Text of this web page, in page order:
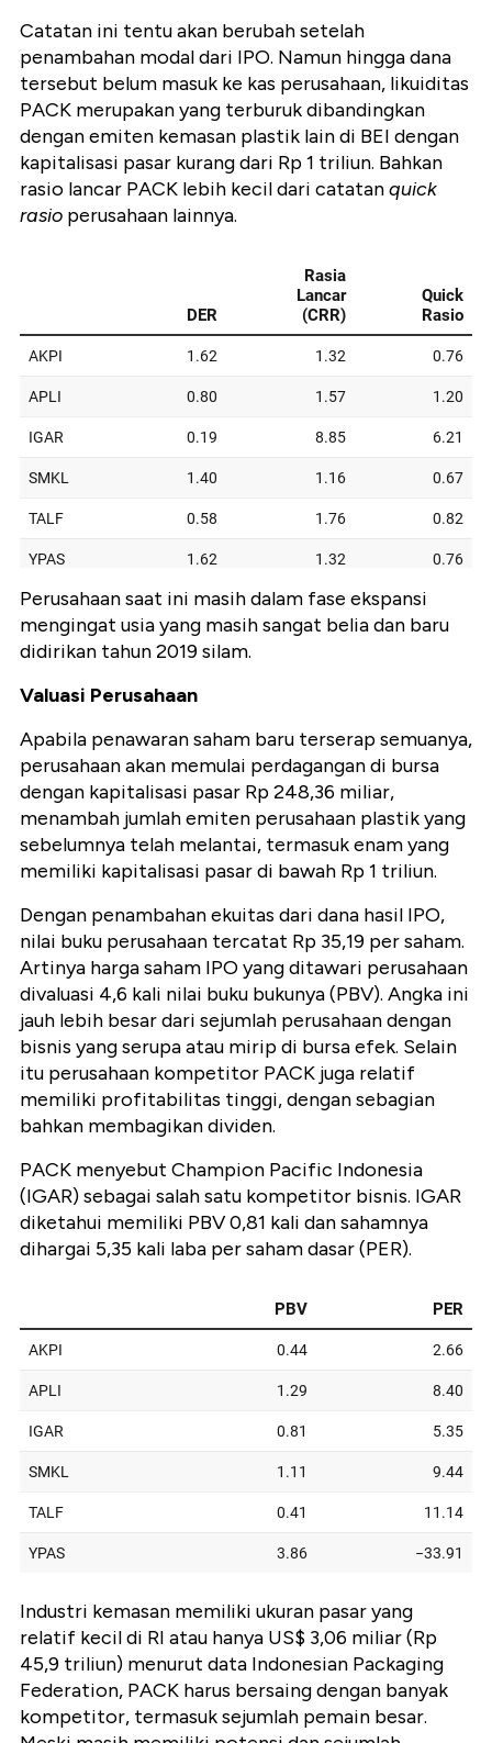
Catatan ini tentu akan berubah setelah
penambahan modal dari IPO. Namun hingga dana
tersebut belum masuk ke kas perusahaan, likuiditas
PACK merupakan yang terburuk dibandingkan
dengan emiten kemasan plastik lain di BEI dengan
kapitalisasi pasar kurang dari Rp 1 triliun. Bahkan
rasio lancar PACK lebih kecil dari catatanquick
rasio perusahaan lainnya.
Perusahaan saat ini masih dalam fase ekspansi
mengingat usia yang masih sangat belia dan baru
didirikan tahun 2019 silam.
Valuasi Perusahaan
Apabila penawaran saham baru terserap semuanya,
perusahaan akan memulai perdagangan di bursa
dengan kapitalisasi pasar Rp 248,36 miliar,
menambah jumlah emiten perusahaan plastik yang
sebelumnya telah melantai, termasuk enam yang
memiliki kapitalisasi pasar di bawah Rp 1 triliun.
Dengan penambahan ekuitas dari dana hasil IPO,
nilai buku perusahaan tercatat Rp 35,19 per saham.
Artinya harga saham IPO yang ditawari perusahaan
divaluasi 4,6 kali nilai buku bukunya (PBV). Angka ini
jauh lebih besar dari sejumlah perusahaan dengan
bisnis yang serupa atau mirip di bursa efek. Selain
itu perusahaan kompetitor PACK juga relatif
memiliki profitabilitas tinggi, dengan sebagian
bahkan membagikan dividen.
PACK menyebut Champion Pacific Indonesia
(IGAR) sebagai salah satu kompetitor bisnis. IGAR
diketahui memiliki PBV 0,81 kali dan sahamnya
dihargai 5,35 kali laba per saham dasar (PER).
Industri kemasan memiliki ukuran pasar yang
relatif kecil di RI atau hanya US$ 3,06 miliar (Rp
45,9 triliun) menurut data Indonesian Packaging
Federation, PACK harus bersaing dengan banyak
kompetitor, termasuk sejumlah pemain besar.